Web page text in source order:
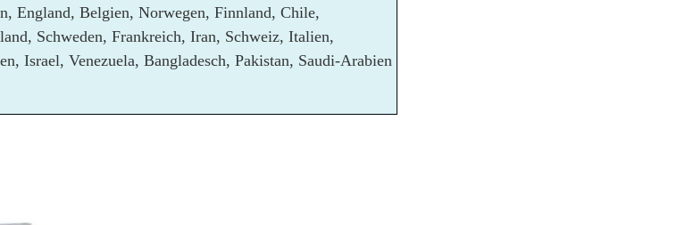
England, Belgien, Norwegen, Finnland, Chile,
Schweden, Frankreich, Iran, Schweiz, Italien,
Israel, Venezuela, Bangladesch, Pakistan, Saudi-Arabien